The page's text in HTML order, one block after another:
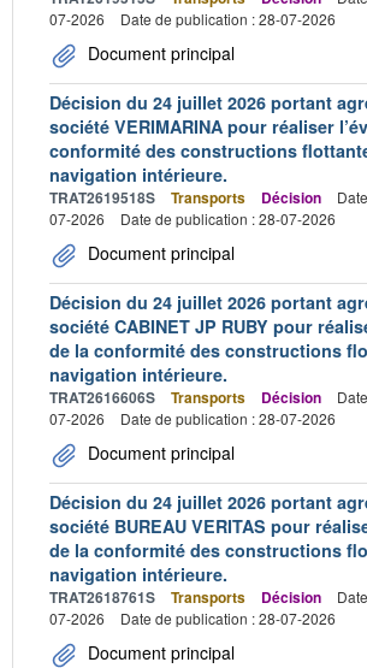
07-2026
Date de publication : 28-07-2026
Document principal
Décision du 24 juillet 2026 portant
société VERIMARINA pour réaliser
conformité des constructions
navigation intérieure.
TRAT2619518S Transports Décision
07-2026
Date de publication : 28-07-2026
Document principal
Décision du 24 juillet 2026 portant
société CABINET JP RUBY pour
de la conformité des constructions
navigation intérieure.
TRAT2616606S Transports Décision
07-2026
Date de publication : 28-07-2026
Document principal
Décision du 24 juillet 2026 portant
société BUREAU VERITAS pour
de la conformité des constructions
navigation intérieure.
TRAT2618761S Transports Décision
07-2026
Date de publication : 28-07-2026
Document principal